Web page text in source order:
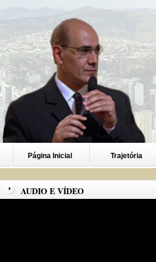
Página Inicial Trajetória
AUDIO E VÍDEO